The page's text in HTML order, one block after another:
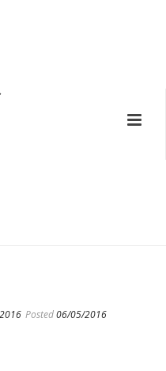
Posted06/05/2016